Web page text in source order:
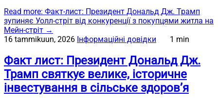
Read more: Факт-лист: Президент Дональд Дж. Трамп
зупиняє Уолл-стріт від конкуренції з покупцями житла на
Мейн-стріт →
16 tammikuun, 2026 Інформаційні довідки 1 min
Факт лист: Президент Дональд Дж.
Трамп святкує велике, історичне
інвестування в сільське здоров’я